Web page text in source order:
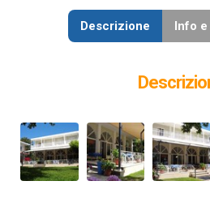
Descrizione Info